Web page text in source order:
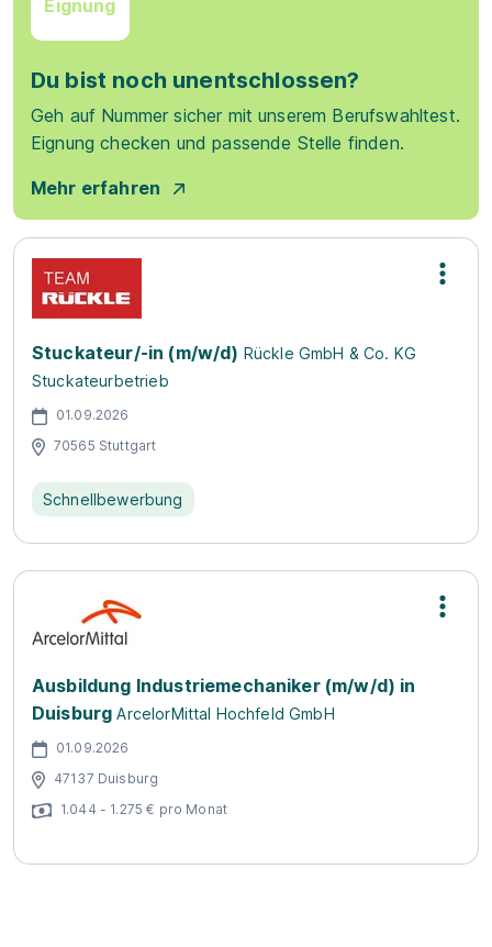
Eignung
Du bist noch unentschlossen?
Geh auf Nummer sicher mit unserem Berufswahltest.
Eignung checken und passende Stelle finden.
Mehr erfahren
Stuckateur/-in (m/w/d) Rückle GmbH & Co. KG
Stuckateurbetrieb
01.09.2026
70565 Stuttgart
Schnellbewerbung
Ausbildung Industriemechaniker (m/w/d) in
Duisburg ArcelorMittal Hochfeld GmbH
01.09.2026
47137 Duisburg
1.044 - 1.275 € pro Monat